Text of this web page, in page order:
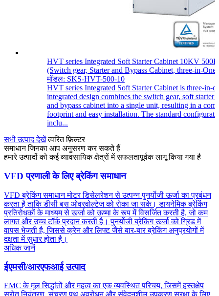
HVT series Integrated Soft Starter Cabinet 10KV
(Switch gear, Starter and Bypass Cabinet, three-in-
मॉडल: SKS-HVT-500-10
HVT series Integrated Soft Starter Cabinet is three-in-
integrated design combines the switch gear, soft starter
and bypass cabinet into a single unit, resulting in a
footprint and easy installation. The standard
inclu...
सभी उत्पाद देखें त्वरित फ़िल्टर
समाधान जिनका आप अनुसरण कर सकते हैं
हमारे उत्पादों को कई व्यावसायिक क्षेत्रों में सफलतापूर्वक लागू किया गया है
VFD प्रणाली के लिए ब्रेकिंग समाधान
VFD ब्रेकिंग समाधान मोटर डिसेलरेशन से उत्पन्न पुनर्योजी ऊर्जा का प्रबंधन
करता है ताकि डीसी बस ओवरवोल्टेज को रोका जा सके। डायनेमिक ब्रेकिंग
प्रतिरोधकों के माध्यम से ऊर्जा को ऊष्मा के रूप में विसर्जित करती है, जो कम
लागत और उच्च टॉर्क प्रदान करती है। पुनर्योजी ब्रेकिंग ऊर्जा को ग्रिड में
वापस भेजती है, जिससे क्रेन और लिफ्ट जैसे बार-बार ब्रेकिंग अनुप्रयोगों में
दक्षता में सुधार होता है।
अधिक जानें
ईएमसी/आरएफआई उत्पाद
EMC के मूल सिद्धांतों और महत्व का एक व्यवस्थित परिचय, जिसमें हस्तक्षेप